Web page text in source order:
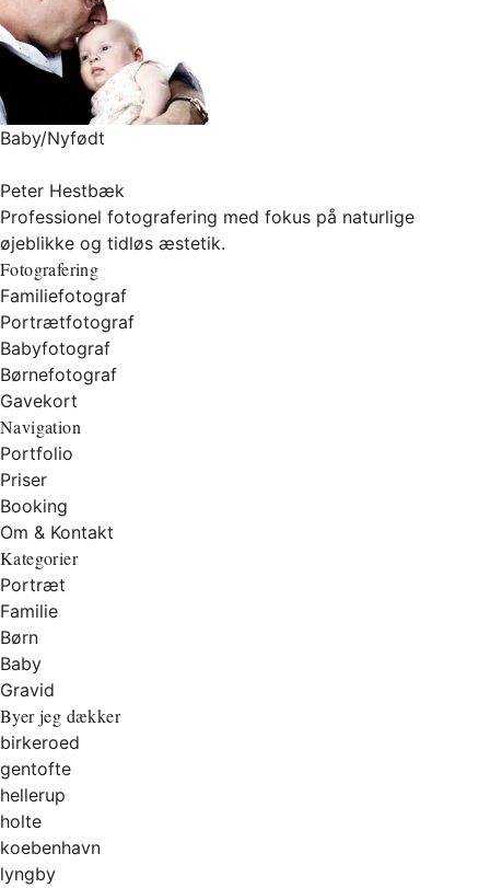
Baby/Nyfødt
Peter Hestbæk
Professionel fotografering med fokus på naturlige
øjeblikke og tidløs æstetik.
Fotografering
Familiefotograf
Portrætfotograf
Babyfotograf
Børnefotograf
Gavekort
Navigation
Portfolio
Priser
Booking
Om & Kontakt
Kategorier
Portræt
Familie
Børn
Baby
Gravid
Byer jeg dækker
birkeroed
gentofte
hellerup
holte
koebenhavn
lyngby